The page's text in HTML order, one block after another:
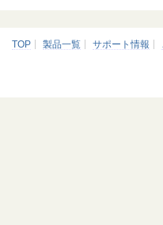
TOP 製品一覧 サポート情報